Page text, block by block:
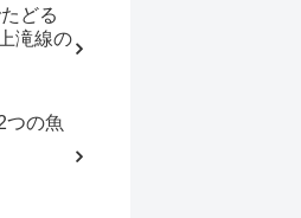
どる
滝線の
つの魚